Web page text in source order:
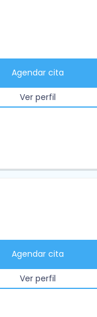
Agendar cita
Ver perfil
Agendar cita
Ver perfil